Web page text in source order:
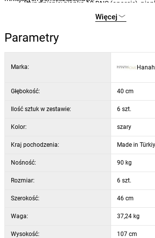
Wypełnienie: pianka 18 DNS (oparcie),
Wysokość oparcia: 37 cm
Kolor: szary / złoty
Więcej
Parametry
Marka:
Głębokość: 40 cm
Ilość sztuk w zestawie: 6 szt.
Kolor: szary
Kraj pochodzenia: Made in
Nośność: 90 kg
Rozmiar: 6 szt.
Szerokość: 46 cm
Waga: 37,24 kg
Wysokość: 107 cm